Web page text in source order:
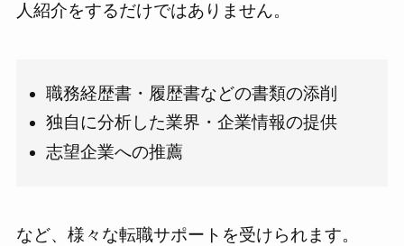
人紹介をするだけではありません。
職務経歴書・履歴書などの書類の添削
独自に分析した業界・企業情報の提供
志望企業への推薦
など、様々な転職サポートを受けられます。